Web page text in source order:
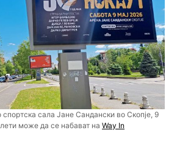
сала Јане Сандански во Скопје, 9
може да се набават на Way In